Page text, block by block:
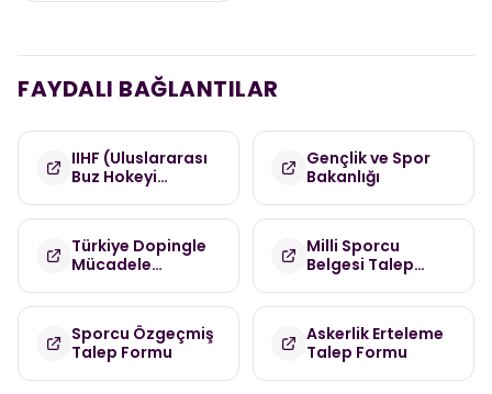
FAYDALI BAĞLANTILAR
IIHF (Uluslararası
Buz Hokeyi
Gençlik ve Spor
Bakanlığı
Türkiye Dopingle
Mücadele
(TDMK)
Milli Sporcu
Belgesi Talep
Sporcu Özgeçmiş
Talep Formu
Askerlik Erteleme
Talep Formu